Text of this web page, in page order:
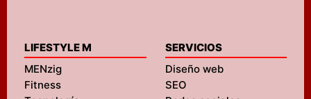
LIFESTYLE M
MENzig
Fitness
SERVICIOS
Diseño web
SEO